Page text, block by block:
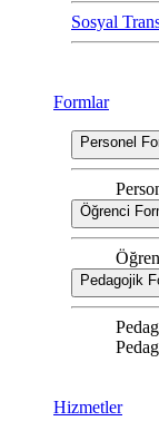
Sosyal
Formlar
Personel
Öğrenci
Pedagojik
Hizmetler